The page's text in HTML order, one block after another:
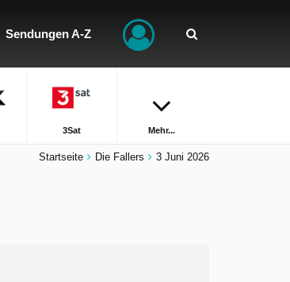
Sendungen A-Z
3Sat Mehr...
Startseite Die Fallers 3 Juni 2026